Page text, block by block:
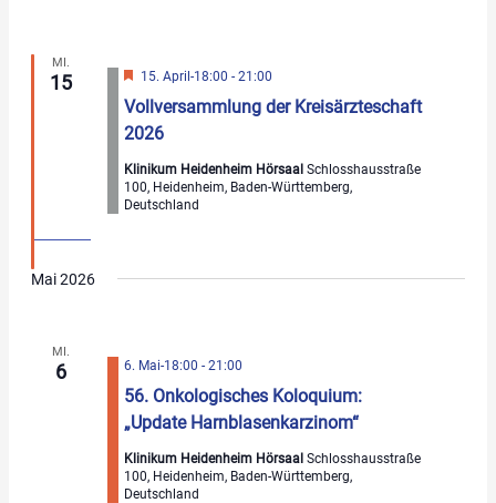
MI.
15
Vollversammlung der Kreisärzteschaft
2026
Hervorgehoben
15. April-18:00 -21:00
Klinikum Heidenheim HörsaalSchlosshausstraße
100, Heidenheim, Baden-Württemberg,
Deutschland
Mai 2026
MI.
6
56. Onkologisches Koloquium:
„Update Harnblasenkarzinom“
6. Mai-18:00 -21:00
Klinikum Heidenheim HörsaalSchlosshausstraße
100, Heidenheim, Baden-Württemberg,
Deutschland